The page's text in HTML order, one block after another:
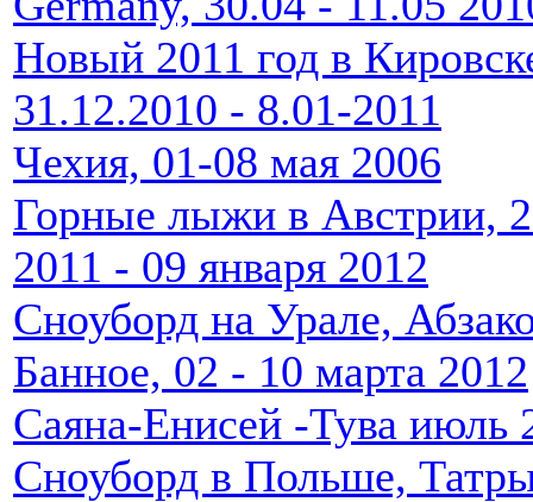
Новый 2011 год в
31.12.2010 - 8.01-2011
Чехия, 01-08 мая 2006
Горные лыжи в Австрии,
2011 - 09 января 2012
Сноуборд на Урале,
Банное, 02 - 10 марта 2012
Саяна-Енисей -Тува июль
Сноуборд в Польше,